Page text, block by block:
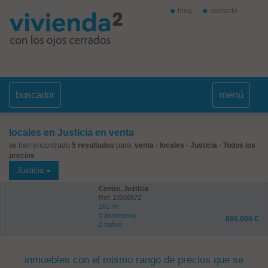
blog contacto
buscador menú
locales en Justicia en venta
se han encontrado 5 resultados para: venta - locales - Justicia - Todos los
precios
Justicia
Centro, Justicia
Ref: 10008872
161 m²
0 dormitorios
2 baños
886.000 €
inmuebles con el mismo rango de precios que se